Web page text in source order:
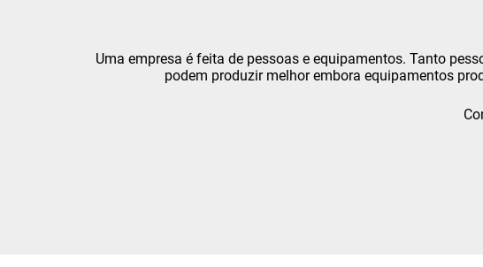
Uma empresa é feita de pessoas e equipamentos. Tanto
podem produzir melhor embora equipamentos